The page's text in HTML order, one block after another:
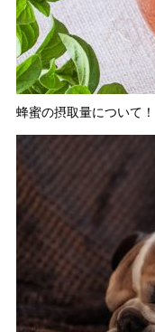
蜂蜜の摂取量について！